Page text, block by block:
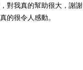
對我真的幫助很大，謝謝
的很令人感動。